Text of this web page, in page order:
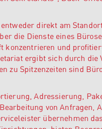
direkt am
die Dienste eines
konzentrieren und
ergibt sich durch
zu Spitzenzeiten sind
Adressierung,
von Anfragen,
übernehmen